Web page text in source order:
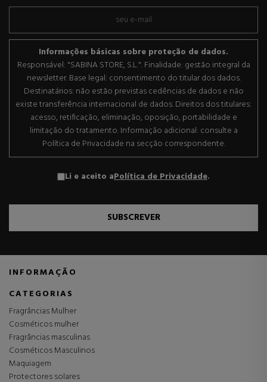
Informações básicas sobre proteção de dados.
Responsável: "SABINA STORE, S.L.". Finalidade: gestão integral da
newsletter. Base legal: consentimento do titular dos dados.
Destinatários: não estão previstas cedências de dados e não
existe transferência internacional de dados. Direitos dos titulares:
acesso, retificação, eliminação, oposição, portabilidade e
limitação do tratamento. Informação adicional: consulte a
Política de Privacidade na secção correspondente.
Li e aceito aPolítica de Privacidade.
SUBSCREVER
INFORMAÇÃO
CATEGORIAS
Fragrâncias Mulher
Cosméticos mulher
Fragrâncias masculinas
Cosméticos Masculinos
Maquiagem
Protectores solares